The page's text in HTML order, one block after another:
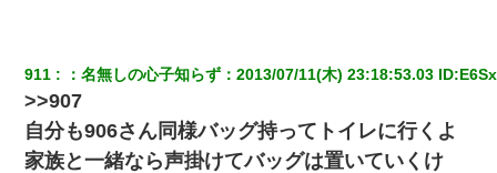
小学生の妹が20代の弟とチューしてるのに、見て見ぬふりの親を
見てから実家を出た。それから15年、妹が弟の子を妊娠したらし
くもう堕胎できない月なんだと母から連絡がきた…｜生活｜ワロ
タあんてな
911 ：名無しの心子知らず ：2013/07/11(木) 23:18:53.03 ID:
>>907
自分も906さん同様バッグ持ってトイレに行くよ
家族と一緒なら声掛けてバッグは置いていくけ